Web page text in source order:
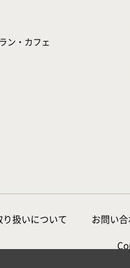
ン・カフェ
扱いについて お問い合